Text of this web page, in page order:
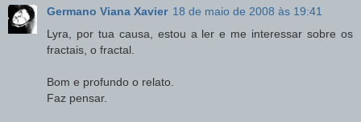
Germano Viana Xavier 18 de maio de 2008 às 19:41
Lyra, por tua causa, estou a ler e me interessar sobre os
fractais, o fractal.
Bom e profundo o relato.
Faz pensar.